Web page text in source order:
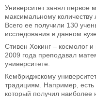
Университет занял первое
максимальному
Всего ее получили 130
исследования в данном
Стивен Хокинг – космолог
2009 года преподавал
университете.
Кембриджскому
традициям. Например,
который получил наиболее